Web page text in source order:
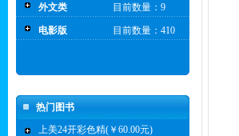
外文类 目前数量：9
电影版 目前数量：410
热门图书
上美24开彩色精(￥60.00元)